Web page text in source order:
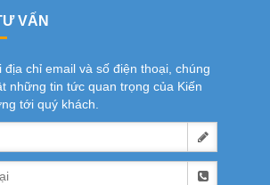
VẤN
địa chỉ email và số điện thoại, chúng
những tin tức quan trọng của Kiến
tới quý khách.